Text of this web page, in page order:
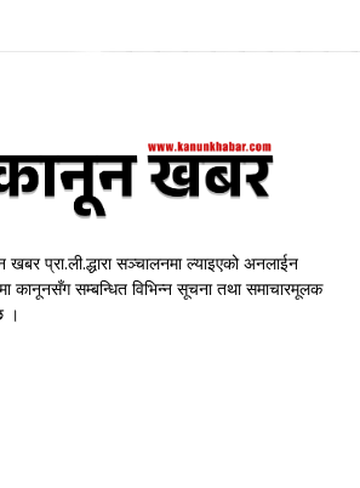
प्रा.ली.द्धारा सञ्चालनमा ल्याइएको अनलाईन
कानूनसँग सम्बन्धित विभिन्न सूचना तथा समाचारमूलक
।